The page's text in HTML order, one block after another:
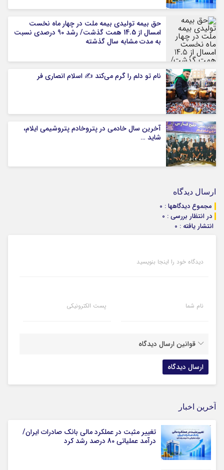
حق بیمه تولیدی بیمه ملت در چهار ماه نخست
امسال از 14.5 همت گذشت/ رشد 90 درصدی نسبت
به مدت مشابه سال گذشته
نام تو دلم را گرم می‌کند ✍️ اسلام انصاری فر
آخرین سال خادمی در پتروخادم پتروشیمی ایلام،
شاید …
ارسال دیدگاه
مجموع دیدگاهها : 0
در انتظار بررسی : 0
انتشار یافته : 0
دیدگاه خود را اینجا بنویسید
نام شما پست الکترونیکی
قوانین ارسال دیدگاه
آخرین اخبار
تغییر مثبت در عملکرد مالی بانک صادرات ایران/
درآمد عملیاتی 80 درصد رشد کرد